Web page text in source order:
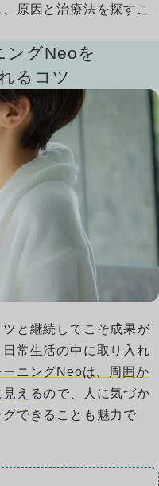
原因と治療法を探すこ
ングNeoを
るコツ
と継続してこそ成果が
常生活の中に取り入れ
ニングNeoは、周囲か
見えるので、人に気づか
できることも魅力で